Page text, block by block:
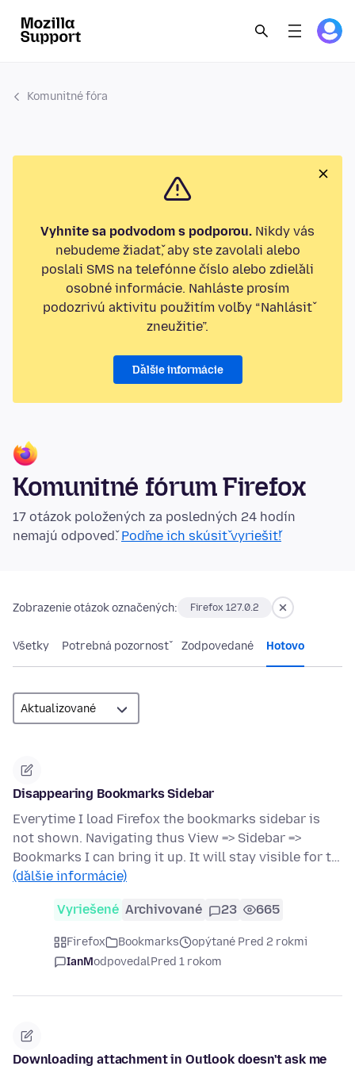
Komunitné fóra
Vyhnite sa podvodom s podporou. Nikdy vás
nebudeme žiadať, aby ste zavolali alebo
poslali SMS na telefónne číslo alebo zdieľali
osobné informácie. Nahláste prosím
podozrivú aktivitu použitím voľby “Nahlásiť
zneužitie”.
Ďalšie informácie
Komunitné fórum Firefox
17 otázok položených za posledných 24 hodín
nemajú odpoveď.Poďme ich skúsiť vyriešiť!
Zobrazenie otázok označených: Firefox 127.0.2
Všetky Potrebná pozornosť Zodpovedané Hotovo
Disappearing Bookmarks Sidebar
Everytime I load Firefox the bookmarks sidebar is
not shown. Navigating thus View => Sidebar =>
Bookmarks I can bring it up. It will stay visible for t…
(ďalšie informácie)
Vyriešené Archivované 23 665
Firefox Bookmarks
opýtané Pred 2 rokmi
IanModpovedalPred 1 rokom
Downloading attachment in Outlook doesn't ask me